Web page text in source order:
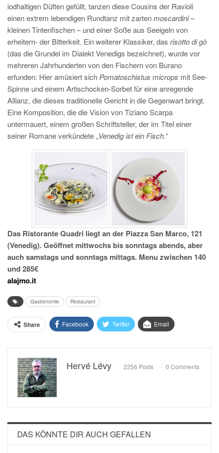
iodhaltigen Düften gefüllt, tanzen diese Cousins der Ravioli
einen extrem lebendigen Rundtanz mit zartenmoscardini–
kleinen Tintenfischen – und einer Soße aus Seeigeln von
erheitern- der Bitterkeit. Ein weiterer Klassiker, das risotto di gò
(das die Grundel im Dialekt Venedigs bezeichnet), wurde vor
mehreren Jahrhunderten von den Fischern von Burano
erfunden: Hier amüsiert sich Pomatoschistus microps mit See-
Spinne und einem Artischocken-Sorbet für eine anregende
Allianz, die dieses traditionelle Gericht in die Gegenwart bringt.
Eine Komposition, die die Vision von Tiziano Scarpa
untermauert, einem großen Schriftsteller, der im Titel einer
seiner Romane verkündete „Venedig ist ein Fisch.“
Das Ristorante Quadri liegt an der Piazza San Marco, 121
(Venedig). Geöffnet mittwochs bis sonntags abends, aber
auch samstags und sonntags mittags. Menu zwischen 140
und 285€
alajmo.it
Gastronomie Restaurant
Share Facebook Twitter Email
Hervé Lévy 2256 Posts 0 Comments
DAS KÖNNTE DIR AUCH GEFALLEN